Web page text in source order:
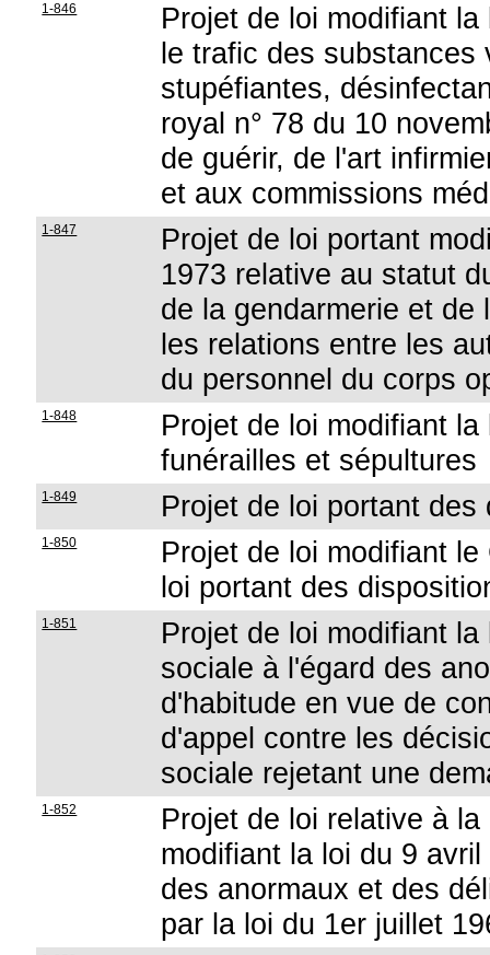
1-846
Projet de loi modifiant
le trafic des substances
stupéfiantes,
royal n° 78 du 10
de guérir, de l'art
et aux commissions
1-847
Projet de loi portant
1973 relative au statut
de la gendarmerie et de
les relations entre les
du personnel du corps
1-848
Projet de loi modifiant
funérailles et sépultures
1-849 Projet de loi portant
1-850
Projet de loi modifiant
loi portant des
1-851
Projet de loi modifiant
sociale à l'égard des
d'habitude en vue de
d'appel contre les
sociale rejetant une
1-852
Projet de loi relative à
modifiant la loi du 9
des anormaux et des
par la loi du 1er juillet